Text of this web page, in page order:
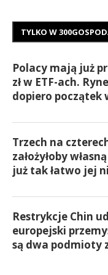
TYLKO W
Polacy mają już
zł w ETF-ach.
dopiero początek
Trzech na
założyłoby
już tak łatwo jej
Restrykcje Chin
europejski
są dwa podmioty